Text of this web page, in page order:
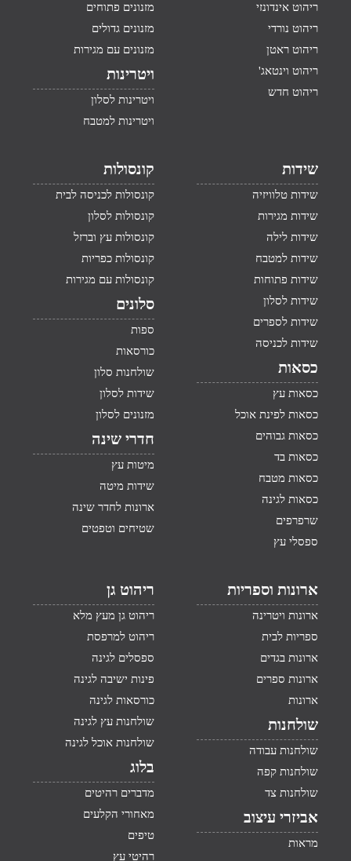
ריהוט אינדונזי
ריהוט נורדי
ריהוט ראטן
ריהוט וינטאג'
ריהוט חדש
מזנונים פתוחים
מזנונים גדולים
מזנונים עם מגירות
ויטרינות
ויטרינות לסלון
ויטרינות למטבח
שידות
שידות טלוויזיה
שידות מגירות
שידות לילה
שידות למטבח
שידות פתוחות
שידות לסלון
שידות לספרים
שידות לכניסה
כסאות
כסאות עץ
כסאות לפינת אוכל
כסאות גבוהים
כסאות בד
כסאות מטבח
כסאות לגינה
שרפרפים
ספסלי עץ
קונסולות
קונסולות לכניסה לבית
קונסולות לסלון
קונסולות עץ וברזל
קונסולות כפריות
קונסולות עם מגירות
סלונים
ספות
כורסאות
שולחנות סלון
שידות לסלון
מזנונים לסלון
חדרי שינה
מיטות עץ
שידות מיטה
ארונות לחדר שינה
שטיחים וטפטים
ארונות וספריות
ארונות ויטרינה
ספריות לבית
ארונות בגדים
ארונות ספרים
ארונות
שולחנות
שולחנות עבודה
שולחנות קפה
שולחנות צד
אביזרי עיצוב
מראות
ריהוט גן
ריהוט גן מעץ מלא
ריהוט למרפסת
ספסלים לגינה
פינות ישיבה לגינה
כורסאות לגינה
שולחנות עץ לגינה
שולחנות אוכל לגינה
בלוג
מדברים רהיטים
מאחורי הקלעים
טיפים
רהיטי עץ